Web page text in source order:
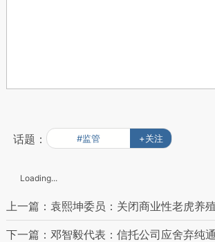
话题： #监管 +关注
Loading...
上一篇：袁熙坤委员：关闭商业性老虎养
下一篇：邓智毅代表：信托公司应舍弃纯